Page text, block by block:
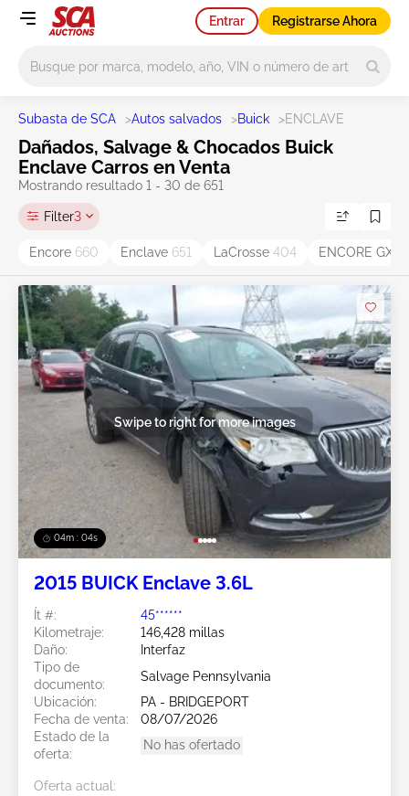
Entrar Registrarse Ahora
Subasta de SCA >Autos salvados >Buick >ENCLAVE
Dañados, Salvage & Chocados Buick
Enclave Carros en Venta
Mostrando resultado 1 - 30 de 651
Filter3
Encore 660 Enclave 651 LaCrosse 404 ENCORE GX
04m : 02s
Swipe to right for more images
2015 BUICK Enclave 3.6L
Ít #:
45******
Kilometraje:
146,428 millas
Daño:
Interfaz
Tipo de
documento:
Salvage Pennsylvania
Ubicación:
PA - BRIDGEPORT
Fecha de venta:
08/07/2026
Estado de la
oferta:
No has ofertado
Oferta actual: